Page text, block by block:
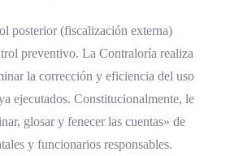
posterior (fiscalización externa)
preventivo. La Contraloría realiza
la corrección y eficiencia del uso
ejecutados. Constitucionalmente, le
glosar y fenecer las cuentas» de
y funcionarios responsables.